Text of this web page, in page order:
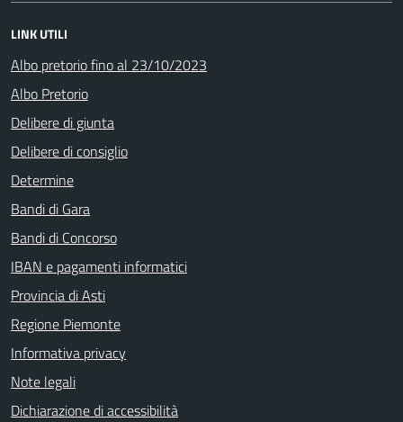
LINK UTILI
Albo pretorio fino al 23/10/2023
Albo Pretorio
Delibere di giunta
Delibere di consiglio
Determine
Bandi di Gara
Bandi di Concorso
IBAN e pagamenti informatici
Provincia di Asti
Regione Piemonte
Informativa privacy
Note legali
Dichiarazione di accessibilità